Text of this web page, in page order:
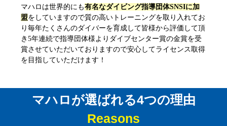
マハロは世界的にも有名なダイビング指導団体SNSIに加
盟をしていますので質の高いトレーニングを取り入れてお
り毎年たくさんのダイバーを育成して皆様から評価して頂
き5年連続で指導団体様よりダイブセンター賞の金賞を受
賞させていただいておりますので安心してライセンス取得
を目指していただけます！
マハロが選ばれる4つの理由
Reasons